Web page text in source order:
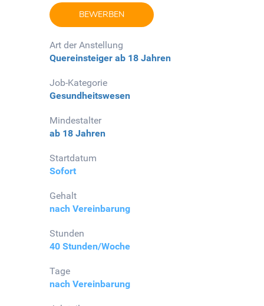
BEWERBEN
Art der Anstellung
Quereinsteiger ab 18 Jahren
Job-Kategorie
Gesundheitswesen
Mindestalter
ab 18 Jahren
Startdatum
Sofort
Gehalt
nach Vereinbarung
Stunden
40 Stunden/Woche
Tage
nach Vereinbarung